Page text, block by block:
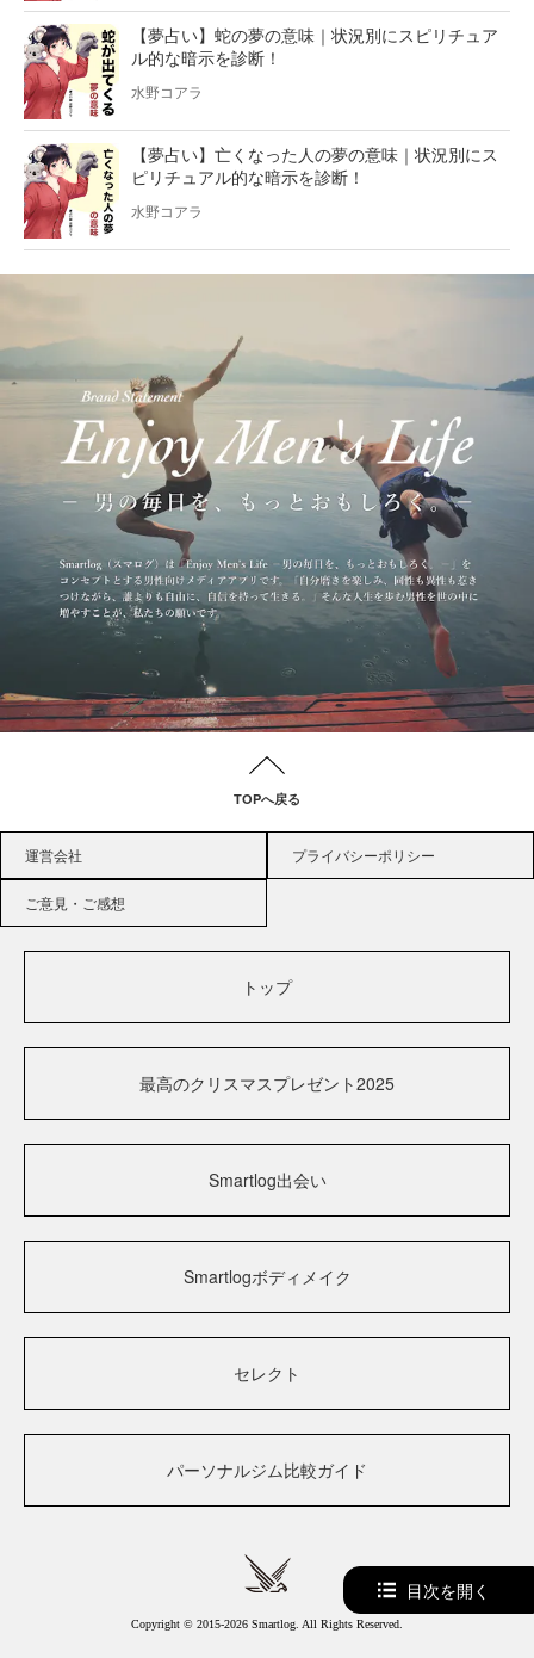
【夢占い】蛇の夢の意味｜状況別にスピリチュア
ル的な暗示を診断！
水野コアラ
【夢占い】亡くなった人の夢の意味｜状況別にス
ピリチュアル的な暗示を診断！
水野コアラ
TOPへ戻る
運営会社 プライバシーポリシー
ご意見・ご感想
トップ
最高のクリスマスプレゼント2025
Smartlog出会い
Smartlogボディメイク
セレクト
パーソナルジム比較ガイド
Copyright © 2015-2026 Smartlog. All Rights Reserved.
目次を開く